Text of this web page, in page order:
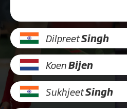
DilpreetSingh
KoenBijen
SukhjeetSingh